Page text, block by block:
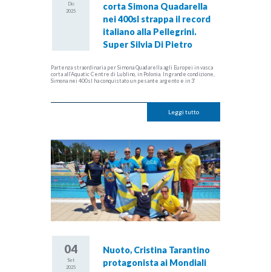
Dic
2025
corta Simona Quadarella
nei 400sl strappa il record
italiano alla Pellegrini.
Super Silvia Di Pietro
Partenza straordinaria per Simona Quadarella agli Europei in vasca
corta all’Aquatic Centre di Lublino, in Polonia. In grande condizione,
Simona nei 400sl ha conquistato un pesante argento e in 3’
Leggi tutto
04
Set
2025
Nuoto, Cristina Tarantino
protagonista ai Mondiali